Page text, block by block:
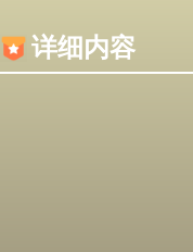
详细内容